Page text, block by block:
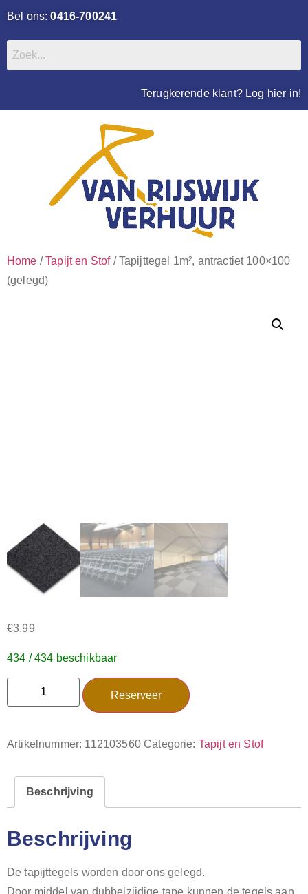
Bel ons:0416-700241
Terugkerende klant? Log hier in!
Home /Tapijt en Stof/ Tapijttegel 1m², antractiet 100×100
(gelegd)
€3.99
434 / 434 beschikbaar
Reserveer
Artikelnummer: 112103560 Categorie: Tapijt en Stof
Beschrijving
Beschrijving
De tapijttegels worden door ons gelegd.
Door middel van dubbelzijdige tape kunnen de tegels aan